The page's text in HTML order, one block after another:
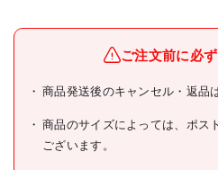
ブランド名
商品名
型式
メーカー希望小売価格
ご注文前に必
商品発送後のキャンセル・返品
商品のサイズによっては、ポス
ございます。